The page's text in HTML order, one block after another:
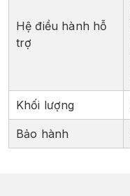
Hệ điều hành hỗ
trợ
Khối lượng
Bảo hành